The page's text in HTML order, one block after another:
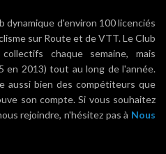
dynamique d'environ 100 licenciés
sur Route et de VTT. Le Club
chaque semaine, mais
en 2013) tout au long de l'année.
aussi bien des compétiteurs que
son compte. Si vous souhaitez
rejoindre, n'hésitez pas à Nous